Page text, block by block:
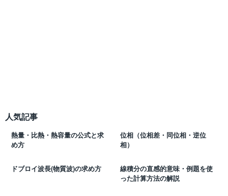
人気記事
熱量・比熱・熱容量の公式と求
め方
位相（位相差・同位相・逆位
相）
ドブロイ波長(物質波)の求め方
線積分の直感的意味・例題を使
った計算方法の解説